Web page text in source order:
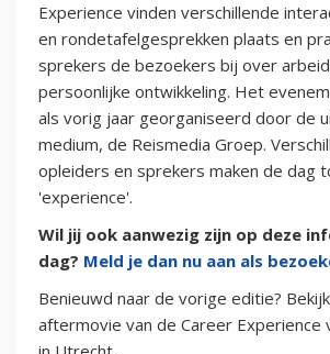
Experience vinden verschillende
en rondetafelgesprekken plaats en
sprekers de bezoekers bij over
persoonlijke ontwikkeling. Het
als vorig jaar georganiseerd door de
medium, de Reismedia Groep.
opleiders en sprekers maken de dag
'experience'.
Wil jij ook aanwezig zijn op deze
dag? Meld je dan nu aan als
Benieuwd naar de vorige editie?
aftermovie van de Career Experience